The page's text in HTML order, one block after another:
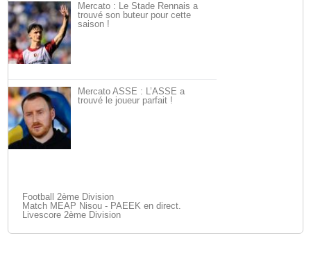
Mercato : Le Stade Rennais a
trouvé son buteur pour cette
saison !
Mercato ASSE : L’ASSE a
trouvé le joueur parfait !
Football 2ème Division
Match MEAP Nisou - PAEEK en direct.
Livescore 2ème Division